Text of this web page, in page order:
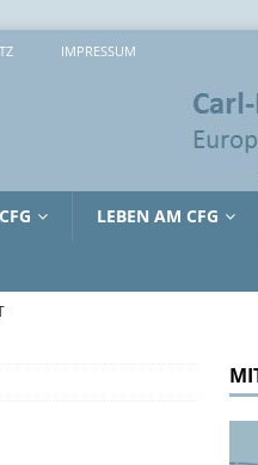
IMPRESSUM
LEBEN AM CFG